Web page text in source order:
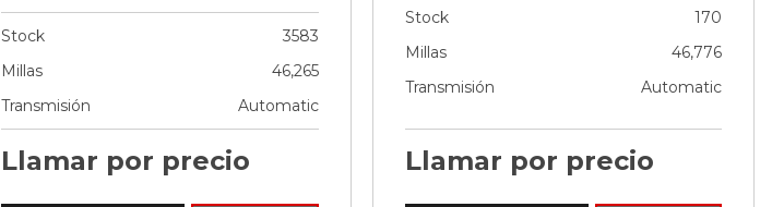
Stock
3583
Millas
46,265
Transmisión
Automatic
Llamar por precio
Stock
170
Millas
46,776
Transmisión
Automatic
Llamar por precio